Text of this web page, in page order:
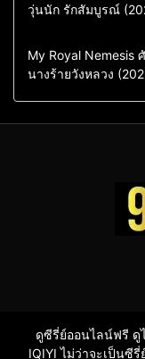
ซีรี่ย์เกาหลี
ซีรี่ย์เกาหลีพากย์ไทย
วุ่นนัก รักสัมบูรณ์
Comedy
Drama
Sci-Fi & Fantasy
My Royal Nemesis
นางร้ายวังหลวง
ดูซีรี่ย์ออนไลน์ฟรี ดู
IQIYI ไม่ว่าจะเป็นซี